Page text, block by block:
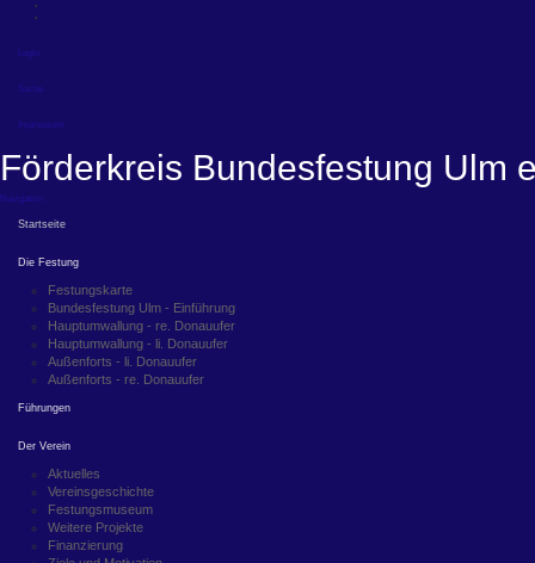
Login
Suche
Impressum
Förderkreis Bundesfestung Ulm
Navigation
Startseite
Die Festung
Festungskarte
Bundesfestung Ulm - Einführung
Hauptumwallung - re. Donauufer
Hauptumwallung - li. Donauufer
Außenforts - li. Donauufer
Außenforts - re. Donauufer
Führungen
Der Verein
Aktuelles
Vereinsgeschichte
Festungsmuseum
Weitere Projekte
Finanzierung